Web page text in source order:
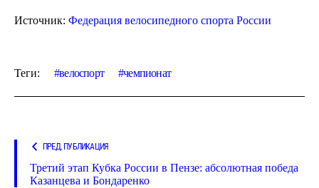
Источник: Федерация велосипедного спорта России
Теги: велоспорт чемпионат
ПРЕД. ПУБЛИКАЦИЯ
Третий этап Кубка России в Пензе: абсолютная победа
Казанцева и Бондаренко